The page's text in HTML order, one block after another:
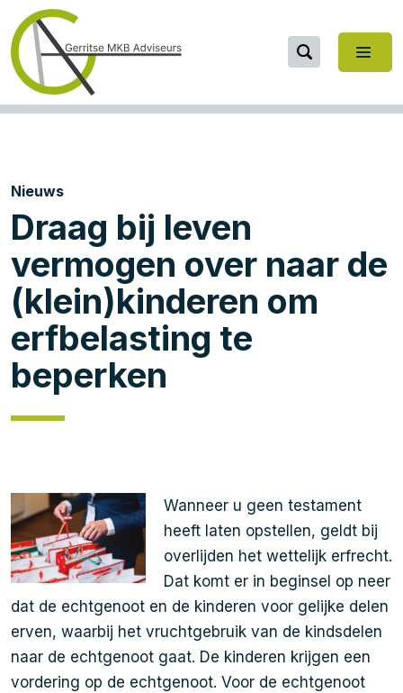
Nieuws
Draag bij leven
vermogen over naar de
(klein)kinderen om
erfbelasting te
beperken
Wanneer u geen testament
heeft laten opstellen, geldt bij
overlijden het wettelijk erfrecht.
Dat komt er in beginsel op neer
dat de echtgenoot en de kinderen voor gelijke delen
erven, waarbij het vruchtgebruik van de kindsdelen
naar de echtgenoot gaat. De kinderen krijgen een
vordering op de echtgenoot. Voor de echtgenoot